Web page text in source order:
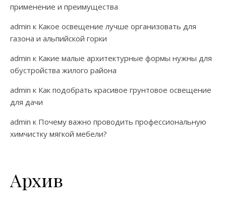
применение и преимущества
admin к Какое освещение лучше организовать для
газона и альпийской горки
admin к Какие малые архитектурные формы нужны для
обустройства жилого района
admin к Как подобрать красивое грунтовое освещение
для дачи
admin к Почему важно проводить профессиональную
химчистку мягкой мебели?
Архив